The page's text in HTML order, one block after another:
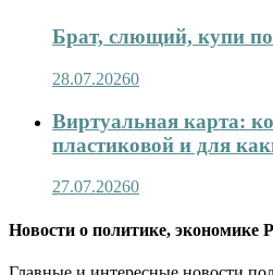
Брат, слющий, купи
28.07.20260
Виртуальная карта:
пластиковой и для
27.07.20260
Новости о политике, экономике